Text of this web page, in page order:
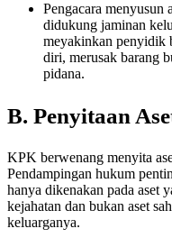
Pengacara menyusun
didukung jaminan
meyakinkan penyidik
diri, merusak barang
pidana.
B. Penyitaan
KPK berwenang menyita
Pendampingan hukum
hanya dikenakan pada aset
kejahatan dan bukan aset
keluarganya.